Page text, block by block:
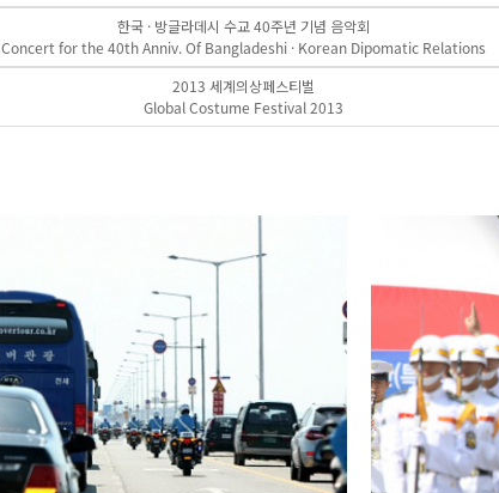
한국 · 방글라데시 수교 40주년 기념 음악회
Concert for the 40th Anniv. Of Bangladeshi · Korean Dipomatic Relations
2013 세계의상페스티벌
Global Costume Festival 2013